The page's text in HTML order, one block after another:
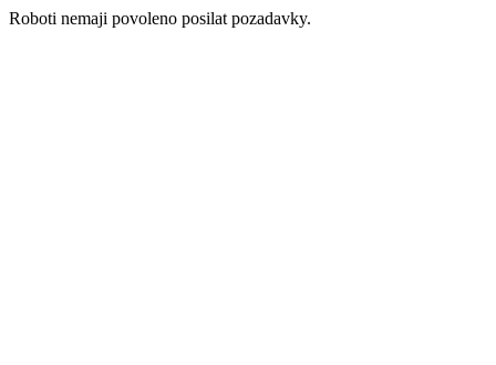
Roboti nemaji povoleno posilat pozadavky.